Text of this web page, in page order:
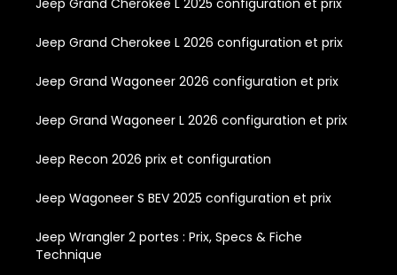
Jeep Grand Cherokee L 2025 configuration et prix
Jeep Grand Cherokee L 2026 configuration et prix
Jeep Grand Wagoneer 2026 configuration et prix
Jeep Grand Wagoneer L 2026 configuration et prix
Jeep Recon 2026 prix et configuration
Jeep Wagoneer S BEV 2025 configuration et prix
Jeep Wrangler 2 portes : Prix, Specs & Fiche
Technique